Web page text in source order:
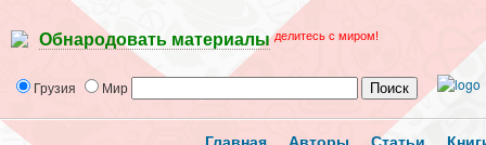
Обнародовать материалы делитесь с миром!
Грузия Мир
Главная Авторы Статьи